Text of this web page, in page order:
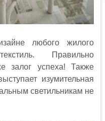
любого жилого
Правильно
успеха! Также
изумительная
светильникам не